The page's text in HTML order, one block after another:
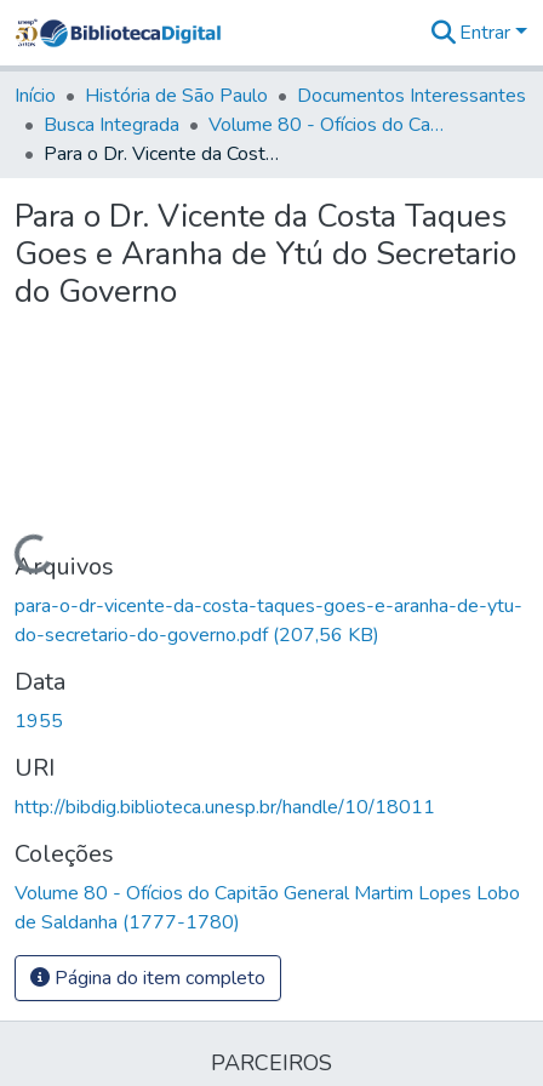
&
Coleções
Tudo na
Biblioteca
Estatísticas
Entrar
Início História de São Paulo
Documentos Interessantes
Busca Integrada
Volume 80 - Ofícios do Capitão General Martim Lopes Lobo de Saldanha (1777-1780)
Para o Dr. Vicente da Costa Taques Goes e Aranha de Ytú do Secretario do Governo
Para o Dr. Vicente da Costa Taques
Goes e Aranha de Ytú do Secretario
do Governo
Carregando...
Arquivos
para-o-dr-vicente-da-costa-taques-goes-e-aranha-de-ytu-
do-secretario-do-governo.pdf(207,56 KB)
Data
1955
URI
http://bibdig.biblioteca.unesp.br/handle/10/18011
Coleções
Volume 80 - Ofícios do Capitão General Martim Lopes Lobo
de Saldanha (1777-1780)
Página do item completo
PARCEIROS